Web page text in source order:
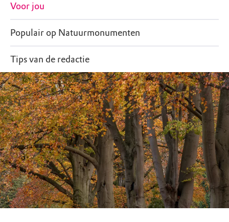
Voor jou
Populair op Natuurmonumenten
Tips van de redactie